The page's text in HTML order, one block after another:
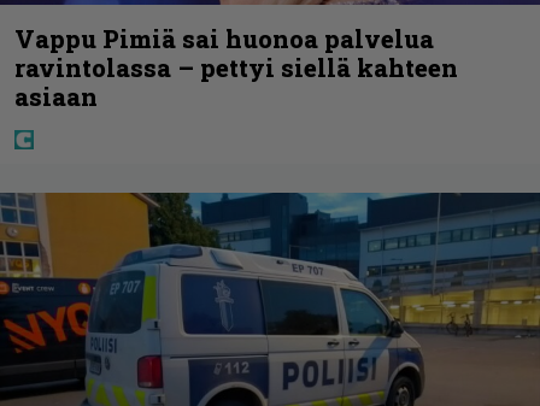
Vappu Pimiä sai huonoa palvelua
ravintolassa – pettyi siellä kahteen
asiaan